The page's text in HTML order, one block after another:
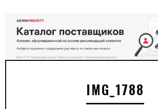
IMG_1788